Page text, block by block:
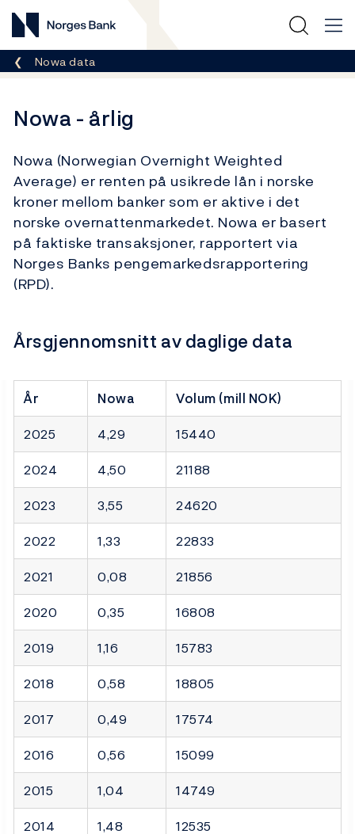
Norges Bank
Her er du nå:
Nowa data
Nowa - årlig
Nowa (Norwegian Overnight Weighted
Average) er renten på usikrede lån i norske
kroner mellom banker som er aktive i det
norske overnattenmarkedet. Nowa er basert
på faktiske transaksjoner, rapportert via
Norges Banks pengemarkedsrapportering
(RPD).
Årsgjennomsnitt av daglige data
År Nowa
Volum (mill NOK)
2025
4,29
15440
2024
4,50
21188
2023
3,55
24620
2022
1,33
22833
2021
0,08
21856
2020
0,35
16808
2019
1,16
15783
2018
0,58
18805
2017
0,49
17574
2016
0,56
15099
2015
1,04
14749
2014
1,48
12535